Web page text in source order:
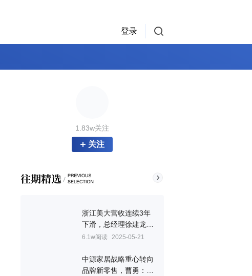
登录
1.83w关注
关注
浙江美大营收连续3年
下滑，总经理徐建龙称
聚焦旧厨改造
6.1w阅读 2025-05-21
中源家居战略重心转向
品牌新零售，曹勇：跨